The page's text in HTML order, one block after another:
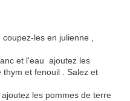
les en julienne ,
et l'eau ajoutez les
thym et fenouil . Salez et
les pommes de terre